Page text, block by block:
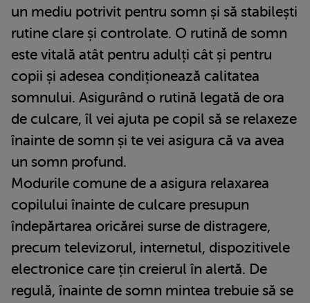
un mediu potrivit pentru somn și să stabilești
rutine clare și controlate. O rutină de somn
este vitală atât pentru adulți cât și pentru
copii și adesea condiționează calitatea
somnului. Asigurând o rutină legată de ora
de culcare, îl vei ajuta pe copil să se relaxeze
înainte de somn și te vei asigura că va avea
un somn profund.
Modurile comune de a asigura relaxarea
copilului înainte de culcare presupun
îndepărtarea oricărei surse de distragere,
precum televizorul, internetul, dispozitivele
electronice care țin creierul în alertă. De
regulă, înainte de somn mintea trebuie să se